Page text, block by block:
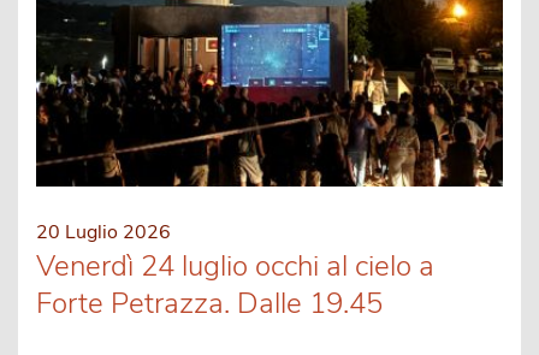
20 Luglio 2026
Venerdì 24 luglio occhi al cielo a
Forte Petrazza. Dalle 19.45